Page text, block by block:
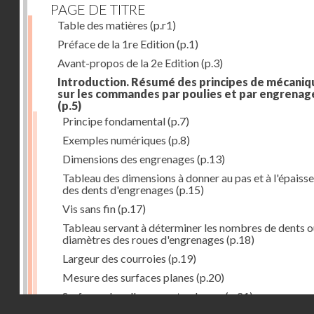
PAGE DE TITRE
Table des matières (p.r1)
Préface de la 1re Edition(p.1)
Avant-propos de la 2e Edition(p.3)
Introduction. Résumé des principes de
sur les commandes par poulies et par
(p.5)
Principe fondamental(p.7)
Exemples numériques (p.8)
Dimensions des engrenages (p.13)
Tableau des dimensions à donner au pas et à
des dents d'engrenages (p.15)
Vis sans fin(p.17)
Tableau servant à déterminer les nombres de dents
diamètres des roues d'engrenages (p.18)
Largeur des courroies (p.19)
Mesure des surfaces planes (p.20)
Surfaces dans l'espace et volumes(p.21)